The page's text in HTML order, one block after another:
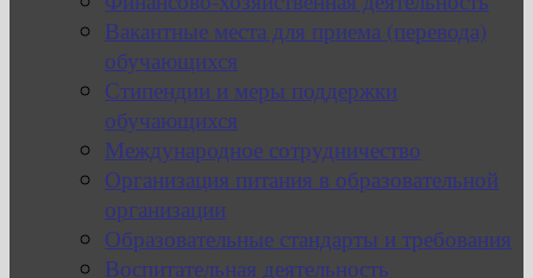
Вакантные места для приема (перевода)
обучающихся
Стипендии и меры поддержки
обучающихся
Международное сотрудничество
Организация питания в образовательной
организации
Образовательные стандарты и требования
Воспитательная деятельность